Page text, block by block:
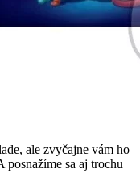
ale zvyčajne vám ho
sa aj trochu